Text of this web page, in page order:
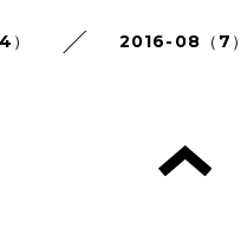
2016-08（7）